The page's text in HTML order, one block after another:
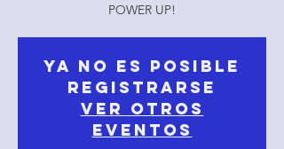
POWER UP!
Ya no es posible
registrarse
Ver otros
eventos